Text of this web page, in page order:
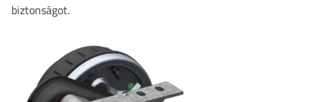
biztonságot.